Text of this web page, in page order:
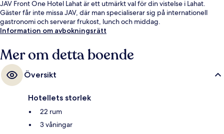
JAV Front One Hotel Lahat är ett utmärkt val för din vistelse i Lahat.
Gäster får inte missa JAV, där man specialiserar sig på internationell
gastronomi och serverar frukost, lunch och middag.
Information om avbokningsrätt
Mer om detta boende
Översikt
Hotellets storlek
22 rum
3 våningar